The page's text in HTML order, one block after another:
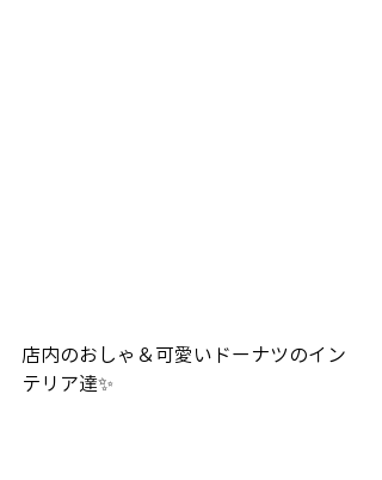
店内のおしゃ＆可愛いドーナツのイン
テリア達✨